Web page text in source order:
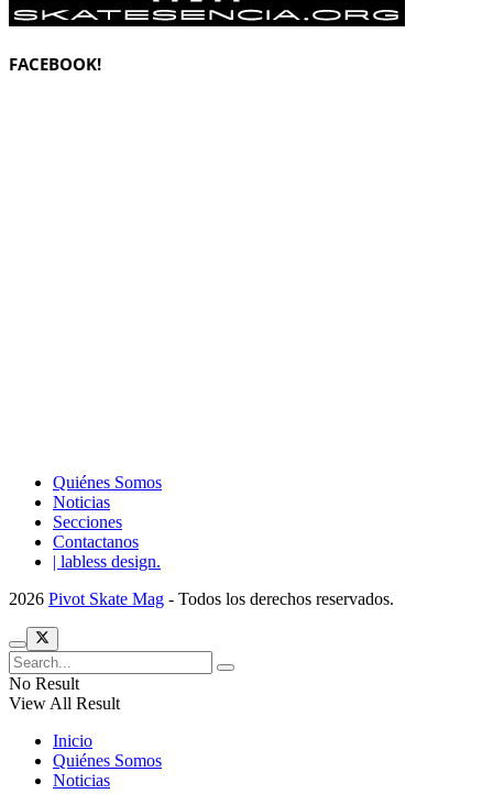
FACEBOOK!
Quiénes Somos
Noticias
Secciones
Contactanos
| labless design.
2026 Pivot Skate Mag - Todos los derechos reservados.
No Result
View All Result
Inicio
Quiénes Somos
Noticias